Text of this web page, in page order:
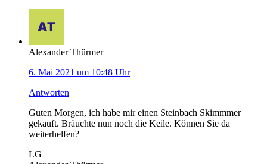
Alexander Thürmer
6. Mai 2021 um 10:48 Uhr
Antworten
Guten Morgen, ich habe mir einen Steinbach Skimmmer
gekauft. Bräuchte nun noch die Keile. Können Sie da
weiterhelfen?
LG